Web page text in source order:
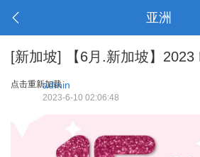
亚洲
[新加坡] 【6月.新加坡】
点击重新加载
admin
2023-6-10 02:06:48